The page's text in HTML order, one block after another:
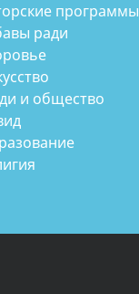
программы
ради
и общество